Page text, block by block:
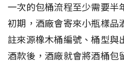
一次的包桶流程至少需要半
初期，酒廠會寄來小瓶樣品
註來源橡木桶編號、桶型與
酒款後，酒廠就會將酒桶包